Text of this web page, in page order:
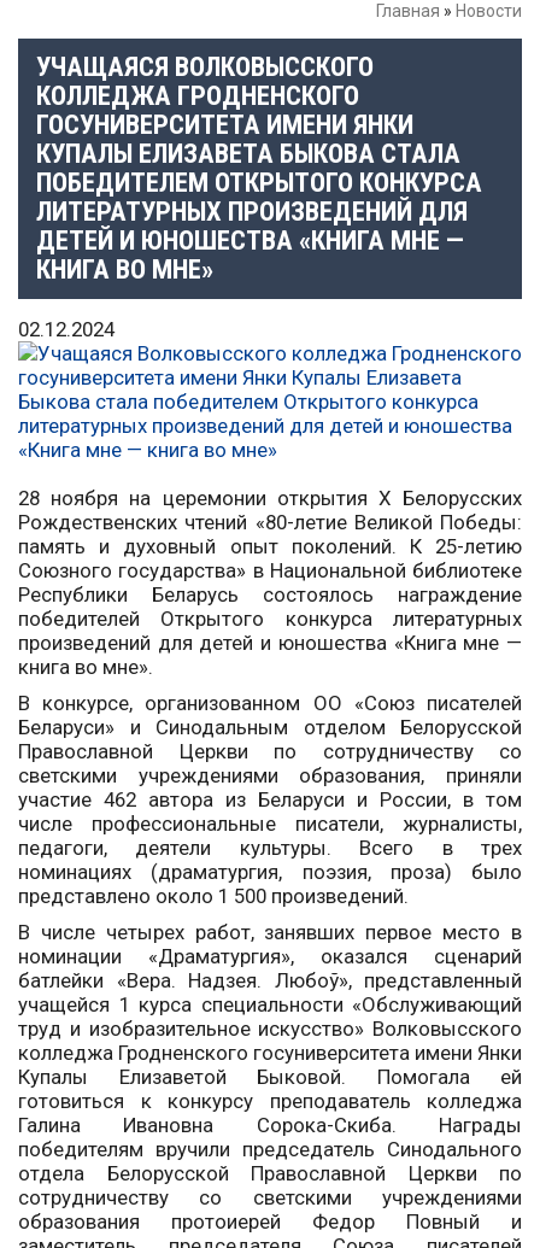
Главная » Новости
УЧАЩАЯСЯ ВОЛКОВЫССКОГО
КОЛЛЕДЖА ГРОДНЕНСКОГО
ГОСУНИВЕРСИТЕТА ИМЕНИ ЯНКИ
КУПАЛЫ ЕЛИЗАВЕТА БЫКОВА СТАЛА
ПОБЕДИТЕЛЕМ ОТКРЫТОГО КОНКУРСА
ЛИТЕРАТУРНЫХ ПРОИЗВЕДЕНИЙ ДЛЯ
ДЕТЕЙ И ЮНОШЕСТВА «КНИГА МНЕ —
КНИГА ВО МНЕ»
02.12.2024
28 ноября на церемонии открытия X Белорусских
Рождественских чтений «80-летие Великой Победы:
память и духовный опыт поколений. К 25-летию
Союзного государства» в Национальной библиотеке
Республики Беларусь состоялось награждение
победителей Открытого конкурса литературных
произведений для детей и юношества «Книга мне —
книга во мне».
В конкурсе, организованном ОО «Союз писателей
Беларуси» и Синодальным отделом Белорусской
Православной Церкви по сотрудничеству со
светскими учреждениями образования, приняли
участие 462 автора из Беларуси и России, в том
числе профессиональные писатели, журналисты,
педагоги, деятели культуры. Всего в трех
номинациях (драматургия, поэзия, проза) было
представлено около 1 500 произведений.
В числе четырех работ, занявших первое место в
номинации «Драматургия», оказался сценарий
батлейки «Вера. Надзея. Любоў», представленный
учащейся 1 курса специальности «Обслуживающий
труд и изобразительное искусство» Волковысского
колледжа Гродненского госуниверситета имени Янки
Купалы Елизаветой Быковой. Помогала ей
готовиться к конкурсу преподаватель колледжа
Галина Ивановна Сорока-Скиба. Награды
победителям вручили председатель Синодального
отдела Белорусской Православной Церкви по
сотрудничеству со светскими учреждениями
образования протоиерей Федор Повный и